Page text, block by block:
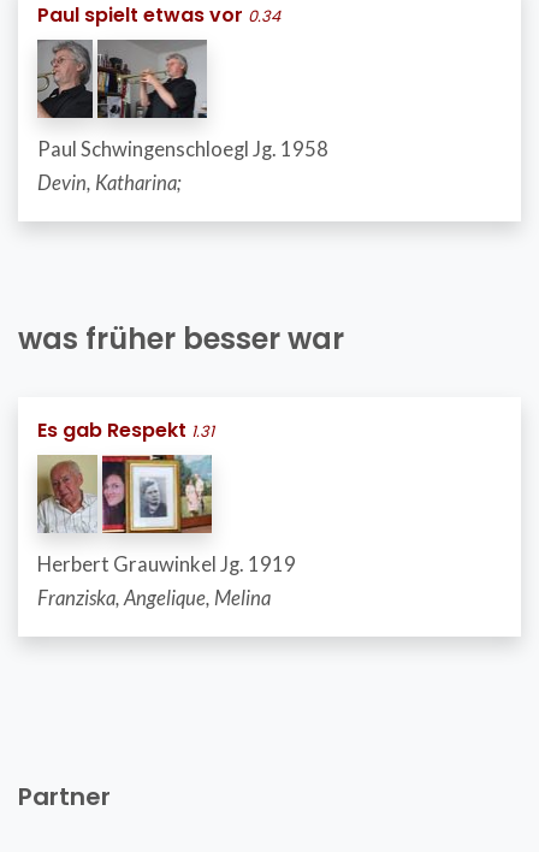
Paul spielt etwas vor 0.34
Paul Schwingenschloegl Jg. 1958
Devin, Katharina;
was früher besser war
Es gab Respekt 1.31
Herbert Grauwinkel Jg. 1919
Franziska, Angelique, Melina
Partner